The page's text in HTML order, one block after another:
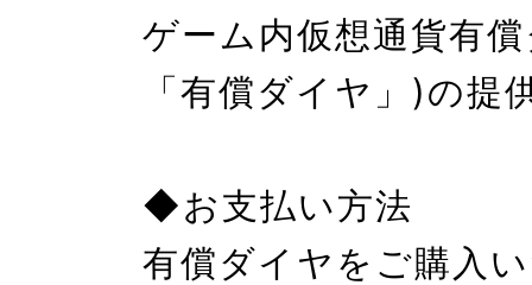
ゲーム内仮想通貨有
「有償ダイヤ」)の提
◆お支払い方法
有償ダイヤをご購入